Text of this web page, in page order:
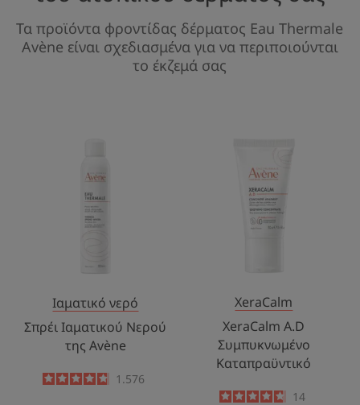
Τα προϊόντα φροντίδας δέρματος Eau Thermale
Avène είναι σχεδιασμένα για να περιποιούνται
το έκζεμά σας
Νερού
Avène
Ιαματικό νερό
Σπρέι Ιαματικού Νερού
της Avène
4.8
/51.576
XeraCalm
XeraCalm A.D
Συμπυκνωμένο
Καταπραϋντικό
4.7
/514